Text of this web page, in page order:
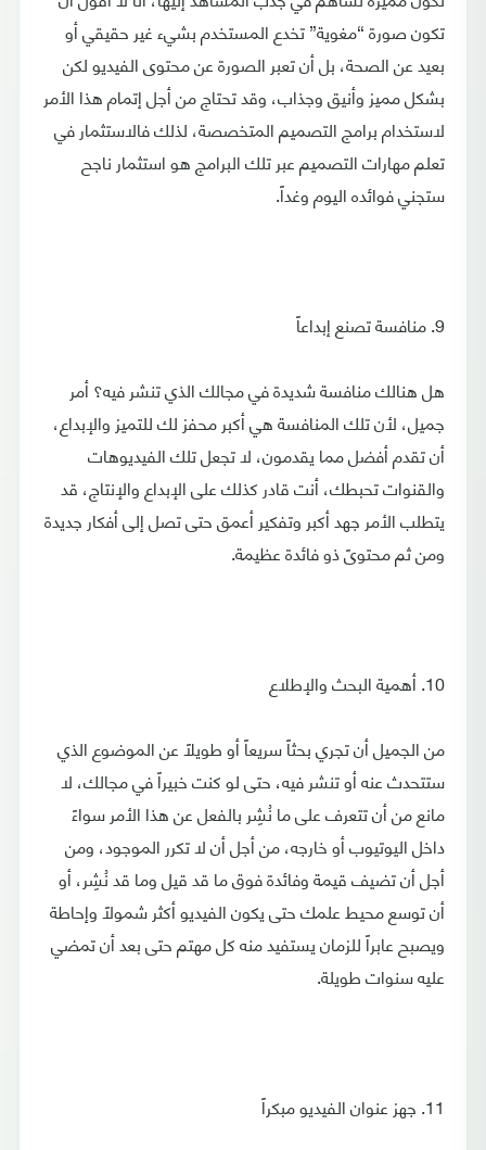
تكون صورة “مغوية” تخدع المستخدم بشيء غير حقيقي أو
بعيد عن الصحة، بل أن تعبر الصورة عن محتوى الفيديو لكن
بشكل مميز وأنيق وجذاب، وقد تحتاج من أجل إتمام هذا الأمر
لاستخدام برامج التصميم المتخصصة، لذلك فالاستثمار في
تعلم مهارات التصميم عبر تلك البرامج هو استثمار ناجح
ستجني فوائده اليوم وغداً.
9. منافسة تصنع إبداعاً
هل هنالك منافسة شديدة في مجالك الذي تنشر فيه؟ أمر
جميل، لأن تلك المنافسة هي أكبر محفز لك للتميز والإبداع،
أن تقدم أفضل مما يقدمون، لا تجعل تلك الفيديوهات
والقنوات تحبطك، أنت قادر كذلك على الإبداع والإنتاج، قد
يتطلب الأمر جهد أكبر وتفكير أعمق حتى تصل إلى أفكار جديدة
ومن ثم محتوىً ذو فائدة عظيمة.
10. أهمية البحث والإطلاع
من الجميل أن تجري بحثاً سريعاً أو طويلاً عن الموضوع الذي
ستتحدث عنه أو تنشر فيه، حتى لو كنت خبيراً في مجالك، لا
مانع من أن تتعرف على ما نُشِر بالفعل عن هذا الأمر سواءً
داخل اليوتيوب أو خارجه، من أجل أن لا تكرر الموجود، ومن
أجل أن تضيف قيمة وفائدة فوق ما قد قيل وما قد نُشِر، أو
أن توسع محيط علمك حتى يكون الفيديو أكثر شمولاً وإحاطة
ويصبح عابراً للزمان يستفيد منه كل مهتم حتى بعد أن تمضي
عليه سنوات طويلة.
11. جهز عنوان الفيديو مبكراً